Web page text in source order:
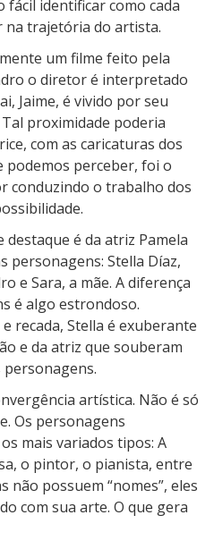
fácil identificar como cada
trajetória do artista.
um filme feito pela
o diretor é interpretado
Jaime, é vivido por seu
proximidade poderia
com as caricaturas dos
podemos perceber, foi o
conduzindo o trabalho dos
é da atriz Pamela
personagens: Stella Díaz,
e Sara, a mãe. A diferença
é algo estrondoso.
recada, Stella é exuberante
e da atriz que souberam
artística. Não é só
Os personagens
mais variados tipos: A
o pintor, o pianista, entre
não possuem “nomes”, eles
com sua arte. O que gera